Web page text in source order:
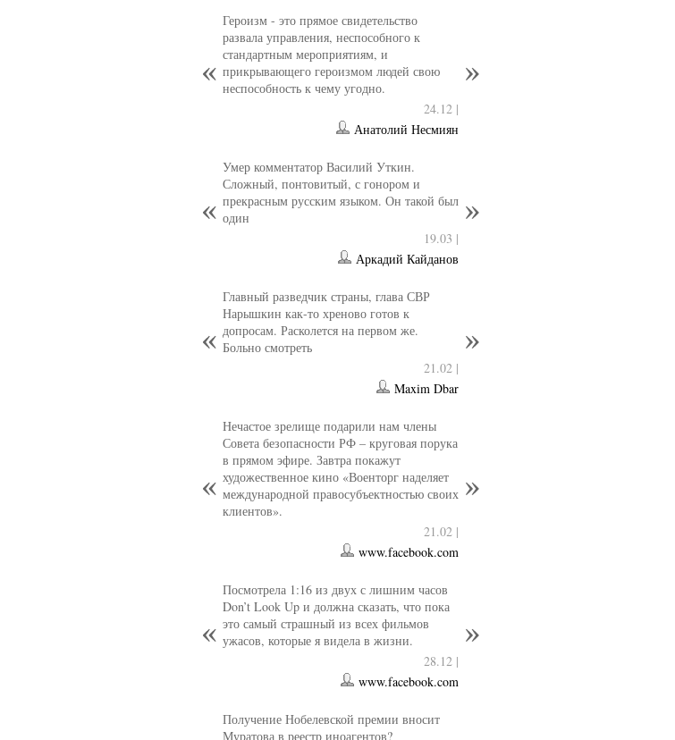
Героизм - это прямое свидетельство
развала управления, неспособного к
стандартным мероприятиям, и
прикрывающего героизмом людей свою
неспособность к чему угодно.
24.12 |
Анатолий Несмиян
Умер комментатор Василий Уткин.
Сложный, понтовитый, с гонором и
прекрасным русским языком. Он такой был
один
19.03 |
Аркадий Кайданов
Главный разведчик страны, глава СВР
Нарышкин как-то хреново готов к
допросам. Расколется на первом же.
Больно смотреть
21.02 |
Maxim Dbar
Нечастое зрелище подарили нам члены
Совета безопасности РФ – круговая порука
в прямом эфире. Завтра покажут
художественное кино «Военторг наделяет
международной правосубъектностью своих
клиентов».
21.02 |
www.facebook.com
Посмотрела 1:16 из двух с лишним часов
Don’t Look Up и должна сказать, что пока
это самый страшный из всех фильмов
ужасов, которые я видела в жизни.
28.12 |
www.facebook.com
Получение Нобелевской премии вносит
Муратова в реестр иноагентов?